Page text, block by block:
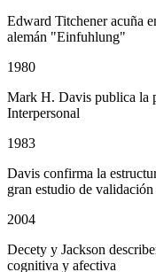
Edward Titchener acuña
alemán "Einfuhlung"
1980
Mark H. Davis publica la
Interpersonal
1983
Davis confirma la
gran estudio de validación
2004
Decety y Jackson
cognitiva y afectiva